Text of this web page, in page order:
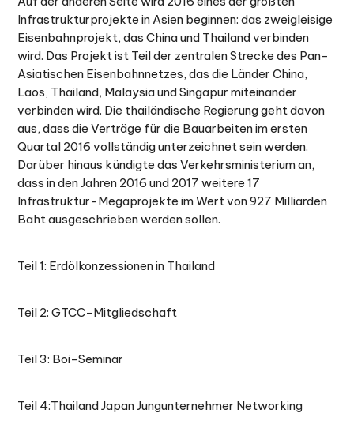
Infrastrukturprojekte in Asien beginnen: das zweigleisige
Eisenbahnprojekt, das China und Thailand verbinden
wird. Das Projekt ist Teil der zentralen Strecke des Pan-
Asiatischen Eisenbahnnetzes, das die Länder China,
Laos, Thailand, Malaysia und Singapur miteinander
verbinden wird. Die thailändische Regierung geht davon
aus, dass die Verträge für die Bauarbeiten im ersten
Quartal 2016 vollständig unterzeichnet sein werden.
Darüber hinaus kündigte das Verkehrsministerium an,
dass in den Jahren 2016 und 2017 weitere 17
Infrastruktur-Megaprojekte im Wert von 927 Milliarden
Baht ausgeschrieben werden sollen.
Teil 1: Erdölkonzessionen in Thailand
Teil 2: GTCC-Mitgliedschaft
Teil 3: Boi-Seminar
Teil 4:Thailand Japan Jungunternehmer Networking